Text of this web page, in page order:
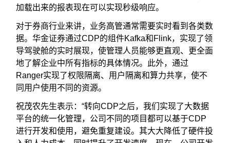
加载出来的报表现在可以实现秒级响应。
对于券商行业来讲，业务高管通常需要实时看到各类数
据。华金证券通过CDP的组件Kafka和Flink，实现了领
导驾驶舱的实时展现，使管理人员能够更直观、更全面
地了解企业中所有指标的具体情况。此外，通过
Ranger实现了权限隔离、用户隔离和算力共享，使不
同用户使用不同的资源。
祝茂农先生表示：“转向CDP之后，我们实现了大数据
平台的统一化管理，公司不同的项目都可以基于CDP
进行开发和使用，避免重复建设。其大大降低了硬件投